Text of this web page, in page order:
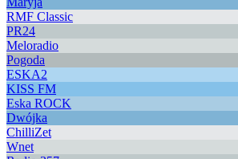
RMF Classic
PR24
Meloradio
Pogoda
ESKA2
KISS FM
Eska ROCK
Dwójka
ChilliZet
Wnet